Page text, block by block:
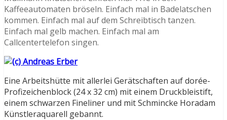
Kaffeeautomaten bröseln. Einfach mal in Badelatschen
kommen. Einfach mal auf dem Schreibtisch tanzen.
Einfach mal gelb machen. Einfach mal am
Callcentertelefon singen.
Eine Arbeitshütte mit allerlei Gerätschaften auf dorée-
Profizeichenblock (24 x 32 cm) mit einem Druckbleistift,
einem schwarzen Fineliner und mit Schmincke Horadam
Künstleraquarell gebannt.